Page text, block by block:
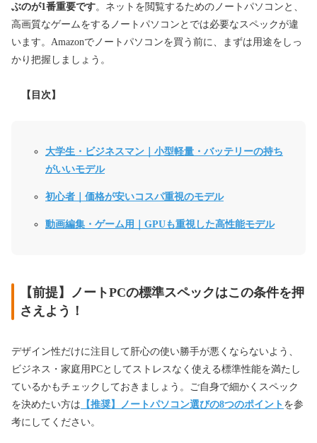
ぶのが1番重要です。ネットを閲覧するためのノートパソコンと、
高画質なゲームをするノートパソコンとでは必要なスペックが違
います。Amazonでノートパソコンを買う前に、まずは用途をしっ
かり把握しましょう。
【目次】
大学生・ビジネスマン｜小型軽量・バッテリーの持ち
がいいモデル
初心者｜価格が安いコスパ重視のモデル
動画編集・ゲーム用｜GPUも重視した高性能モデル
【前提】ノートPCの標準スペックはこの条件を押
さえよう！
デザイン性だけに注目して肝心の使い勝手が悪くならないよう、
ビジネス・家庭用PCとしてストレスなく使える標準性能を満たし
ているかもチェックしておきましょう。ご自身で細かくスペック
を決めたい方は 【推奨】ノートパソコン選びの8つのポイント を参
考にしてください。